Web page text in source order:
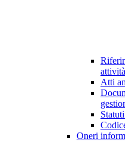
attività
Atti
Oneri